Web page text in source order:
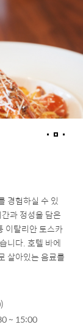
경험하실 수 있
과 정성을 담은
이탈리안 토스카
니다. 호텔 바에
살아있는 음료를
~ 15:00